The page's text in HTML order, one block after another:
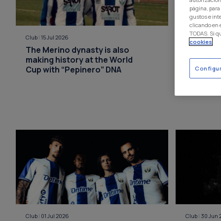
Club | 15 Jul 2026
The Merino dynasty is also
making history at the World
Cup with “Pepinero” DNA
Club|15 Jul
the 26/
Club | 01 Jul 2026 Club | 30 Jun
página,
gustos e
clicando en
TODAS. Si
cookies